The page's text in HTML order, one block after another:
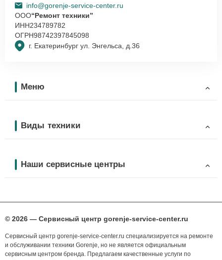
г. Екатеринбург ул. Энгельса, д.36
info@gorenje-service-center.ru
ООО“Ремонт техники”
ИНН234789782
ОГРН98742397845098
Меню
Виды техники
Наши сервисные центры
© 2026 — Сервисный центр gorenje-service-center.ru
Сервисный центр gorenje-service-center.ru специализируется на ремонте
и обслуживании техники Gorenje, но не является официальным
сервисным центром бренда. Предлагаем качественные услуги по